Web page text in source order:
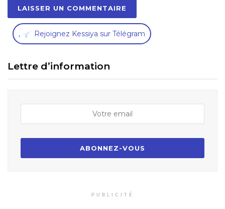
, Rejoignez Kessiya sur Télégram
Lettre d’information
PUBLICITÉ